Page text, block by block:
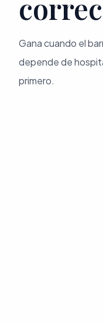
Gana cuando el
depende de
primero.